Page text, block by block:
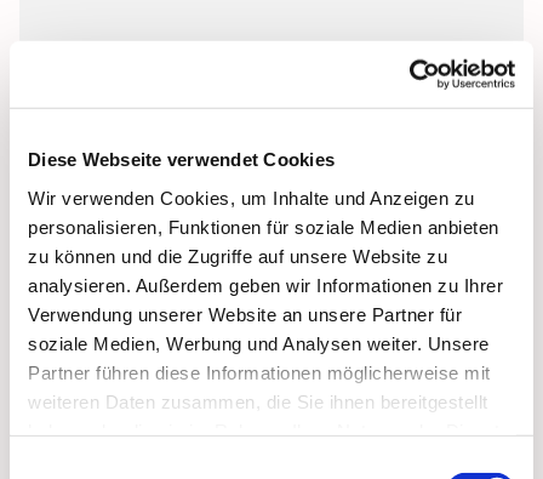
Diese Webseite verwendet Cookies
Wir verwenden Cookies, um Inhalte und Anzeigen zu
personalisieren, Funktionen für soziale Medien anbieten
zu können und die Zugriffe auf unsere Website zu
analysieren. Außerdem geben wir Informationen zu Ihrer
Verwendung unserer Website an unsere Partner für
soziale Medien, Werbung und Analysen weiter. Unsere
Partner führen diese Informationen möglicherweise mit
weiteren Daten zusammen, die Sie ihnen bereitgestellt
Sonntag, 28. November 2027, 11:00
Uhr
Stella Maris Kirche, Binz, Klünderberg
2, 18609 Binz